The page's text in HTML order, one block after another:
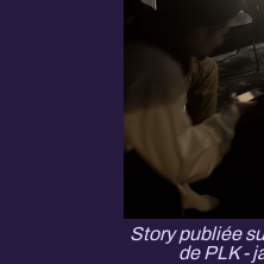
Story publiée
de PLK -